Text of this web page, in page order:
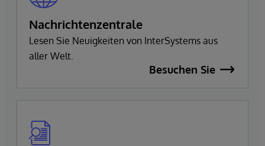
Nachrichtenzentrale
Lesen Sie Neuigkeiten von InterSystems aus
aller Welt.
Besuchen Sie